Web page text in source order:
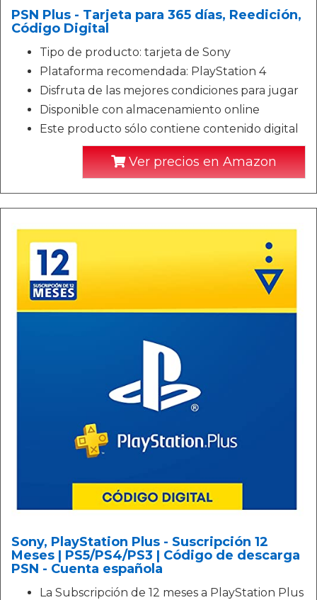
PSN Plus - Tarjeta para 365 días, Reedición,
Código Digital
Tipo de producto: tarjeta de Sony
Plataforma recomendada: PlayStation 4
Disfruta de las mejores condiciones para jugar
Disponible con almacenamiento online
Este producto sólo contiene contenido digital
Ver precios en Amazon
Sony, PlayStation Plus - Suscripción 12
Meses | PS5/PS4/PS3 | Código de descarga
PSN - Cuenta española
La Subscripción de 12 meses a PlayStation Plus